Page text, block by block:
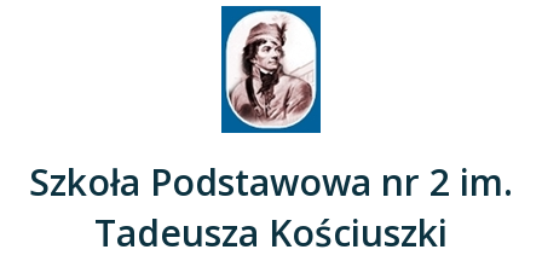
Szkoła Podstawowa nr 2 im.
Tadeusza Kościuszki